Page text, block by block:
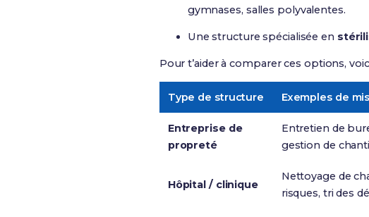
gymnases, salles polyvalentes.
Une structure spécialisée en
Pour t’aider à comparer ces options,
Type de structure Exemples de
Entreprise de
propreté
Entretien de
gestion de
Hôpital / clinique
Nettoyage de
risques, tri des